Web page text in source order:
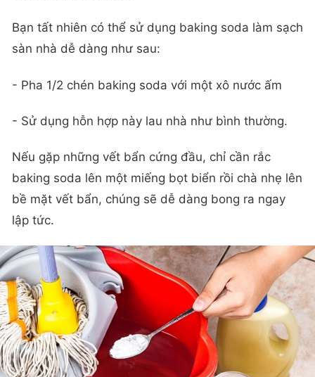
Bạn tất nhiên có thể sử dụng baking soda làm sạch
sàn nhà dễ dàng như sau:
- Pha 1/2 chén baking soda với một xô nước ấm
- Sử dụng hỗn hợp này lau nhà như bình thường.
Nếu gặp những vết bẩn cứng đầu, chỉ cần rắc
baking soda lên một miếng bọt biển rồi chà nhẹ lên
bề mặt vết bẩn, chúng sẽ dễ dàng bong ra ngay
lập tức.